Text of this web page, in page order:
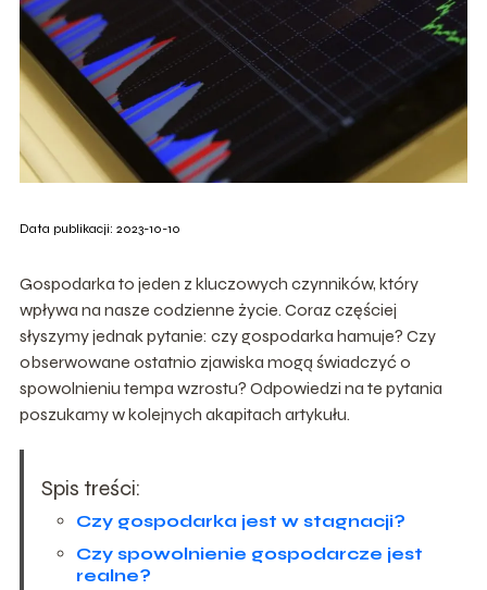
Data publikacji: 2023-10-10
Gospodarka to jeden z kluczowych czynników, który
wpływa na nasze codzienne życie. Coraz częściej
słyszymy jednak pytanie: czy gospodarka hamuje? Czy
obserwowane ostatnio zjawiska mogą świadczyć o
spowolnieniu tempa wzrostu? Odpowiedzi na te pytania
poszukamy w kolejnych akapitach artykułu.
Spis treści:
Czy gospodarka jest w stagnacji?
Czy spowolnienie gospodarcze jest
realne?